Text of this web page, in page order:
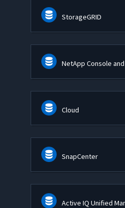
StorageGRID
NetApp Console
Cloud
SnapCenter
Active IQ Unified